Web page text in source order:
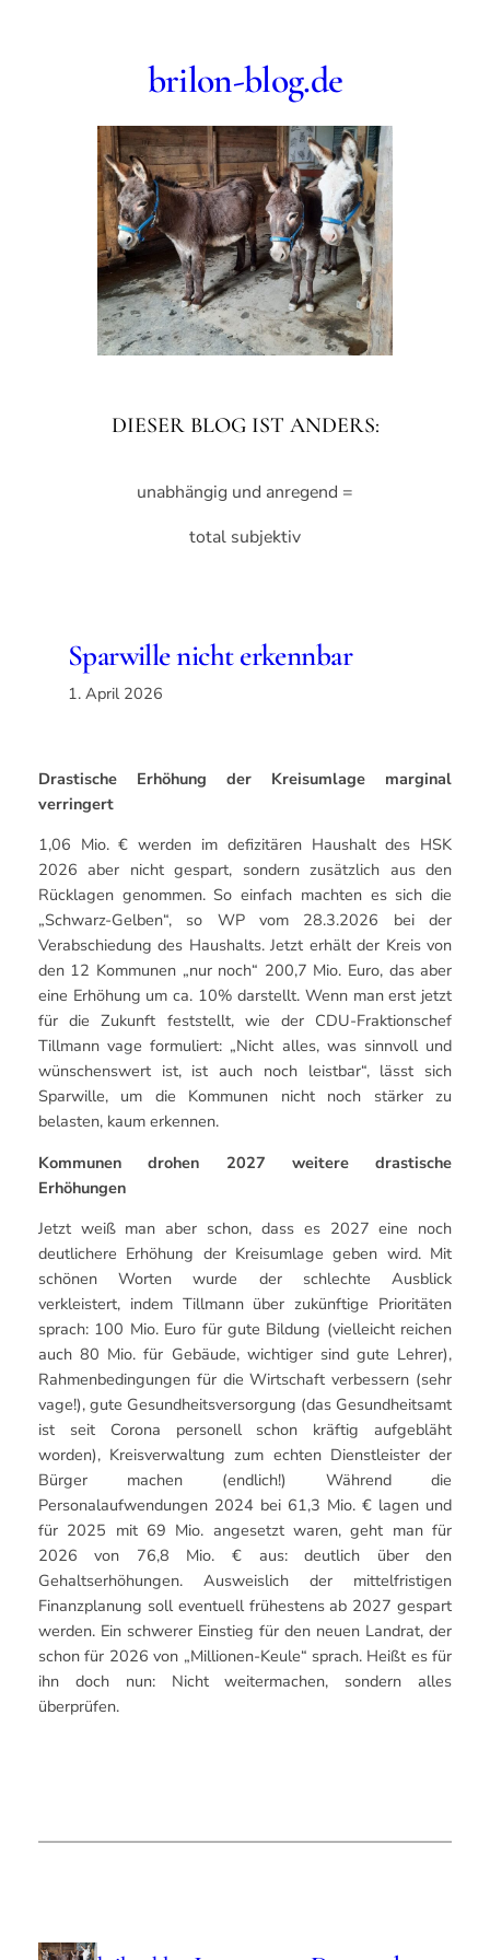
brilon-blog.de
DIESER BLOG IST ANDERS:
unabhängig und anregend =
total subjektiv
Sparwille nicht erkennbar
1. April 2026
Drastische Erhöhung der Kreisumlage marginal
verringert
1,06 Mio. € werden im defizitären Haushalt des HSK
2026 aber nicht gespart, sondern zusätzlich aus den
Rücklagen genommen. So einfach machten es sich die
„Schwarz-Gelben“, so WP vom 28.3.2026 bei der
Verabschiedung des Haushalts. Jetzt erhält der Kreis von
den 12 Kommunen „nur noch“ 200,7 Mio. Euro, das aber
eine Erhöhung um ca. 10% darstellt. Wenn man erst jetzt
für die Zukunft feststellt, wie der CDU-Fraktionschef
Tillmann vage formuliert: „Nicht alles, was sinnvoll und
wünschenswert ist, ist auch noch leistbar“, lässt sich
Sparwille, um die Kommunen nicht noch stärker zu
belasten, kaum erkennen.
Kommunen drohen 2027 weitere drastische
Erhöhungen
Jetzt weiß man aber schon, dass es 2027 eine noch
deutlichere Erhöhung der Kreisumlage geben wird. Mit
schönen Worten wurde der schlechte Ausblick
verkleistert, indem Tillmann über zukünftige Prioritäten
sprach: 100 Mio. Euro für gute Bildung (vielleicht reichen
auch 80 Mio. für Gebäude, wichtiger sind gute Lehrer),
Rahmenbedingungen für die Wirtschaft verbessern (sehr
vage!), gute Gesundheitsversorgung (das Gesundheitsamt
ist seit Corona personell schon kräftig aufgebläht
worden), Kreisverwaltung zum echten Dienstleister der
Bürger machen (endlich!) Während die
Personalaufwendungen 2024 bei 61,3 Mio. € lagen und
für 2025 mit 69 Mio. angesetzt waren, geht man für
2026 von 76,8 Mio. € aus: deutlich über den
Gehaltserhöhungen. Ausweislich der mittelfristigen
Finanzplanung soll eventuell frühestens ab 2027 gespart
werden. Ein schwerer Einstieg für den neuen Landrat, der
schon für 2026 von „Millionen-Keule“ sprach. Heißt es für
ihn doch nun: Nicht weitermachen, sondern alles
überprüfen.